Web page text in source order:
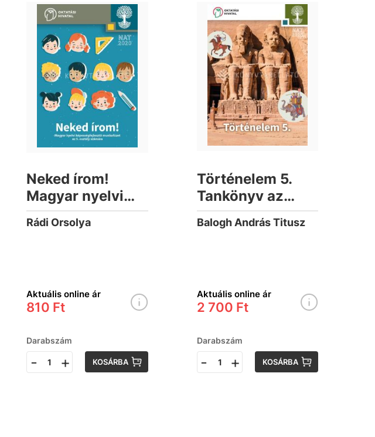
Neked írom!
Magyar nyelvi
képességfejlesztő
munkafüzet az 5.
Rádi Orsolya
Aktuális online ár
810 Ft
Darabszám
- + KOSÁRBA
Történelem 5.
Tankönyv az
általános iskolák
számára
Balogh András Titusz
Aktuális online ár
2 700 Ft
Darabszám
- + KOSÁRBA